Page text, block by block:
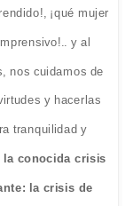
¡qué mujer
y al
nos cuidamos de
y hacerlas
tranquilidad y
la conocida crisis
la crisis de